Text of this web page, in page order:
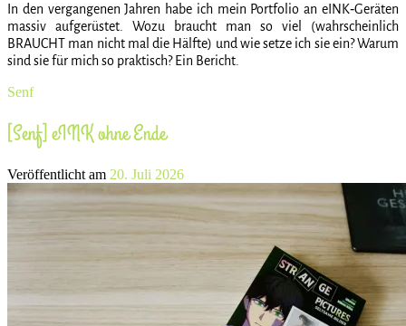
In den vergangenen Jahren habe ich mein Portfolio an eINK‑Geräten
massiv aufgerüstet. Wozu braucht man so viel (wahrscheinlich
BRAUCHT man nicht mal die Hälfte) und wie setze ich sie ein? Warum
sind sie für mich so praktisch? Ein Bericht.
Senf
[Senf] eINK ohne Ende
Veröffentlicht am 20. Juli 2026